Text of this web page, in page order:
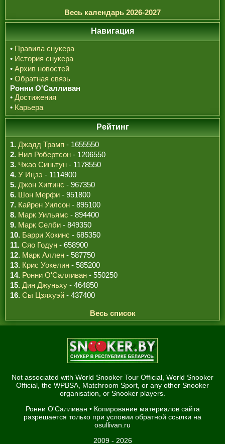
Весь календарь 2026-2027
Навигация
• Правила снукера
• История снукера
• Архив новостей
• Обратная связь
Ронни О'Салливан
• Достижения
• Карьера
Рейтинг
1. Джадд Трамп - 1655550
2. Нил Робертсон - 1206550
3. Чжао Синьтун - 1178550
4. У Ицзэ - 1114900
5. Джон Хиггинс - 967350
6. Шон Мерфи - 951800
7. Кайрен Уилсон - 895100
8. Марк Уильямс - 894400
9. Марк Селби - 849350
10. Барри Хокинс - 685350
11. Сяо Годун - 658900
12. Марк Аллен - 587750
13. Крис Уокелин - 585200
14. Ронни О'Салливан - 550250
15. Дин Джуньху - 464850
16. Сы Цзяхуэй - 437400
Весь список
Not associated with World Snooker Tour Official, World Snooker
Official, the WPBSA, Matchroom Sport, or any other Snooker
organisation, or Snooker players.
Ронни О'Салливан • Копирование материалов сайта
разрешается только при условии обратной ссылки на
osullivan.ru
2009 - 2026